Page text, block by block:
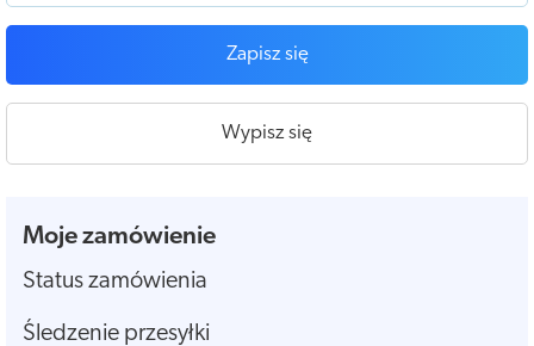
Zapisz się
Wypisz się
Moje zamówienie
Status zamówienia
Śledzenie przesyłki